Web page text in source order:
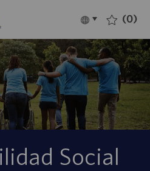
Language
selected
Español (0)
Social